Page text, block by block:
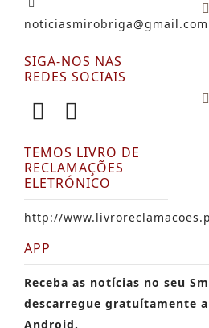
noticiasmirobriga@gmail.com
SIGA-NOS NAS
REDES SOCIAIS
TEMOS LIVRO DE
RECLAMAÇÕES
ELETRÓNICO
http://
APP
Receba as notícias no seu
descarregue gratuítamente a
Android.